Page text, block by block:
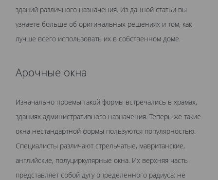
зданий различного назначения. Из данной статьи вы
узнаете больше об оригинальных решениях и том, как
лучше всего использовать их в собственном доме.
Арочные окна
Изначально проемы такой формы встречались в храмах,
зданиях административного назначения. Теперь же такие
окна нестандартной формы пользуются популярностью.
Специалисты различают стрельчатые, мавританские,
английские, полуциркулярные окна. Их верхняя часть
представляет собой дугу определенного радиуса: не